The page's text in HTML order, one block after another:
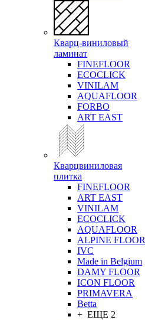
Кварц-виниловый
ламинат
FINEFLOOR
ECOCLICK
VINILAM
AQUAFLOOR
FORBO
ART EAST
Кварцвиниловая
плитка
FINEFLOOR
ART EAST
VINILAM
ECOCLICK
AQUAFLOOR
ALPINE FLOOR
IVC
Made in Belgium
DAMY FLOOR
ICON FLOOR
PRIMAVERA
Betta
+ ЕЩЕ 2